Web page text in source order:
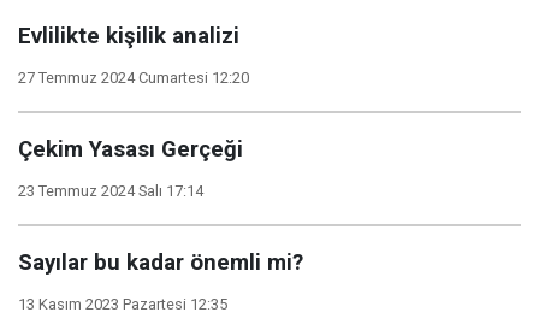
Evlilikte kişilik analizi
27 Temmuz 2024 Cumartesi 12:20
Çekim Yasası Gerçeği
23 Temmuz 2024 Salı 17:14
Sayılar bu kadar önemli mi?
13 Kasım 2023 Pazartesi 12:35